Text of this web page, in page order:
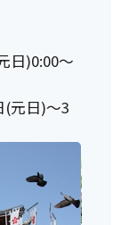
日)0:00～
(元日)～3